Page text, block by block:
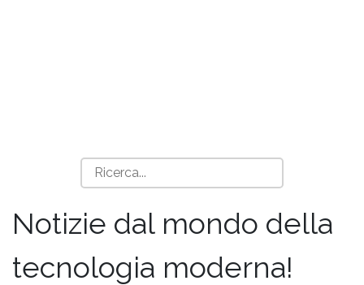
Notizie dal mondo della
tecnologia moderna!